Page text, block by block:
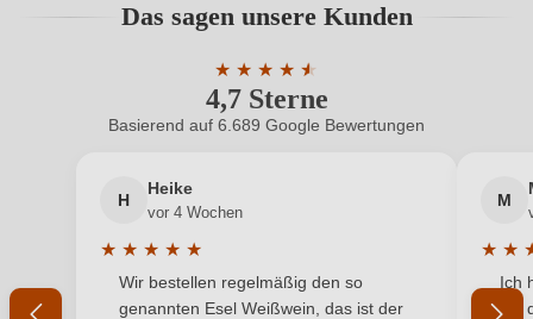
Jahrgang 2024
Benutzern abgegeben werden. Bitte loggen Sie sich
Neuer Kunde? Neuer Kunde?
Ihre E-Mail-Adresse
Ihr Passwort
Das sagen unsere Kunden
4,7 Sterne
★ ★ ★ ★ ★
★
Durchschnittliche Bewertung von 4.7
Basierend auf 6.689 Google Bewertungen
H
Heike
vor 4 Wochen
★ ★ ★ ★ ★
Durchschnittliche Bewertung von 5 von 5 Sternen
Wir bestellen regelmäßig den so
genannten Esel Weißwein, das ist der
M
★ ★
Ich
mit